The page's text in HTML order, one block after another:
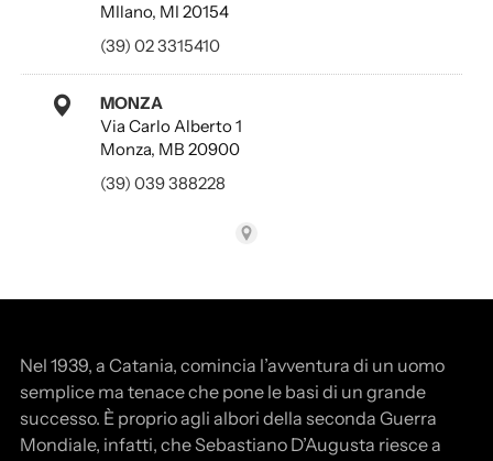
MIlano, MI 20154
(39) 02 3315410
MONZA
Via Carlo Alberto 1
Monza, MB 20900
(39) 039 388228
Nel 1939, a Catania, comincia l’avventura di un uomo
semplice ma tenace che pone le basi di un grande
successo. È proprio agli albori della seconda Guerra
Mondiale, infatti, che Sebastiano D’Augusta riesce a